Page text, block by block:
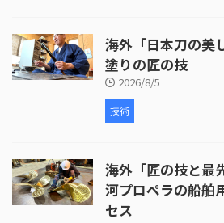
海外「日本刀の美
塗りの匠の技
2026/8/5
技術
海外「匠の技と最
河プロペラの船舶
セス